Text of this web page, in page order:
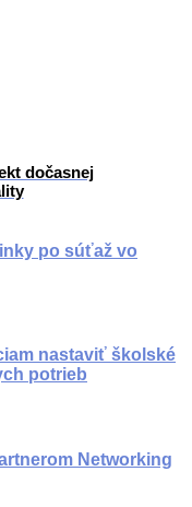
dočasnej
po súťaž vo
nastaviť školské
potrieb
Networking